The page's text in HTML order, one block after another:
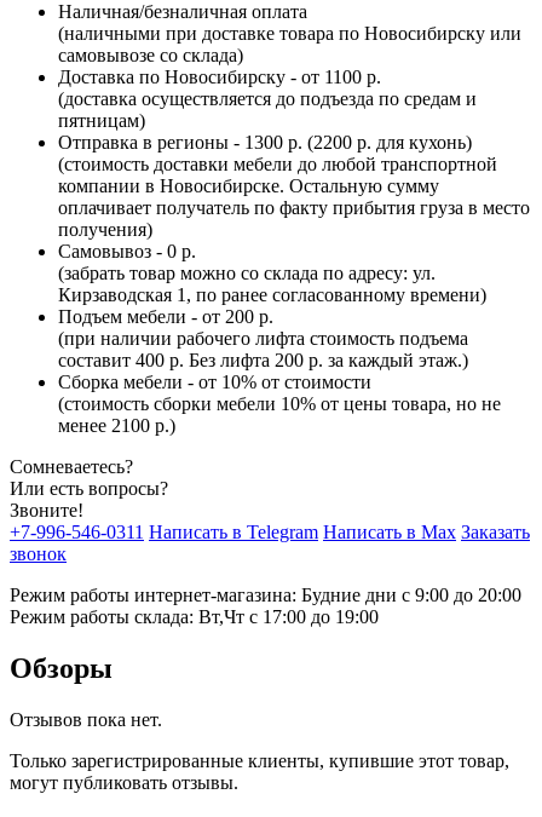
Наличная/безналичная оплата
(наличными при доставке товара по Новосибирску или
самовывозе со склада)
Доставка по Новосибирску - от 1100 р.
(доставка осуществляется до подъезда по средам и
пятницам)
Отправка в регионы - 1300 р. (2200 р. для кухонь)
(стоимость доставки мебели до любой транспортной
компании в Новосибирске. Остальную сумму
оплачивает получатель по факту прибытия груза в место
получения)
Самовывоз - 0 р.
(забрать товар можно со склада по адресу: ул.
Кирзаводская 1, по ранее согласованному времени)
Подъем мебели - от 200 р.
(при наличии рабочего лифта стоимость подъема
составит 400 р. Без лифта 200 р. за каждый этаж.)
Сборка мебели - от 10% от стоимости
(стоимость сборки мебели 10% от цены товара, но не
менее 2100 р.)
Сомневаетесь?
Или есть вопросы?
Звоните!
+7-996-546-0311 Написать в Telegram Написать в Max Заказать
звонок
Режим работы интернет-магазина: Будние дни с 9:00 до 20:00
Режим работы склада: Вт,Чт с 17:00 до 19:00
Обзоры
Отзывов пока нет.
Только зарегистрированные клиенты, купившие этот товар,
могут публиковать отзывы.